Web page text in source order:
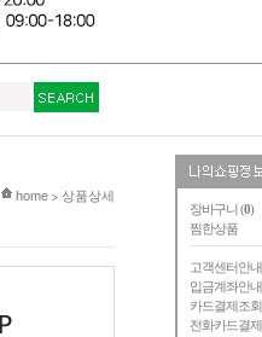
장바구니 (0)
찜한상품
고객센터안내
입금계좌안내
카드결제조회
전화카드결제
현재 위치
home > 상품상세